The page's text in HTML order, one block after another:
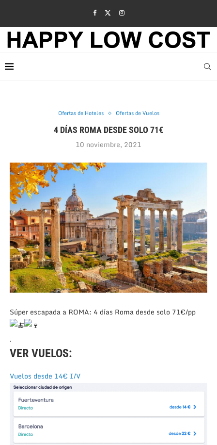
Ofertas de Hoteles Ofertas de Vuelos
4 DÍAS ROMA DESDE SOLO 71€
10 noviembre, 2021
Súper escapada a ROMA: 4 días Roma desde solo 71€/pp
.
VER VUELOS:
Vuelos desde 14€ I/V